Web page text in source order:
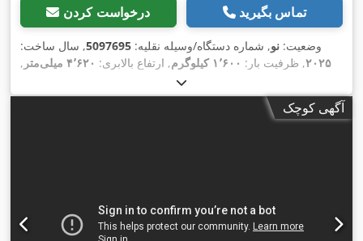
درخواست کردن تماس بگیرید
وضعیت: نو, شماره دستگاه/وسیله نقلیه: 5097695, سال ساخت:
۲۰۲۵, ظرفیت بار: ۱٬۶۰۰ کیلوگرم , ارتفاع بالابری: ۴٬۶۲۰ میلی‌متر
,
, مرکز ثقل بار:
سوخت:برقی, نوع دکل:تریپلکس, ارتفاع سازه:۲٬۱۲۰ میلی‌متر
,
, طول شاخک‌ها:۱٬۱۵۰ میلی‌متر آگهی کوچک